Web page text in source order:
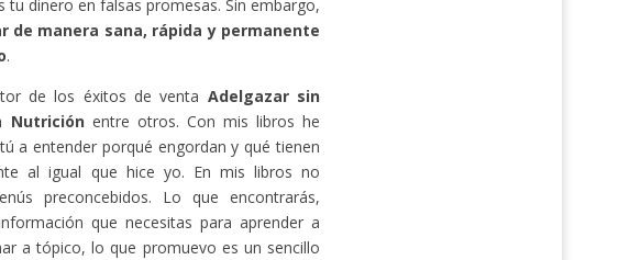
dinero en falsas promesas. Sin embargo,
de manera sana, rápida y permanente
.
de los éxitos de venta Adelgazar sin
Nutriciónentre otros. Con mis libros he
a entender porqué engordan y qué tienen
al igual que hice yo. En mis libros no
preconcebidos. Lo que encontrarás,
que necesitas para aprender a
a tópico, lo que promuevo es un sencillo